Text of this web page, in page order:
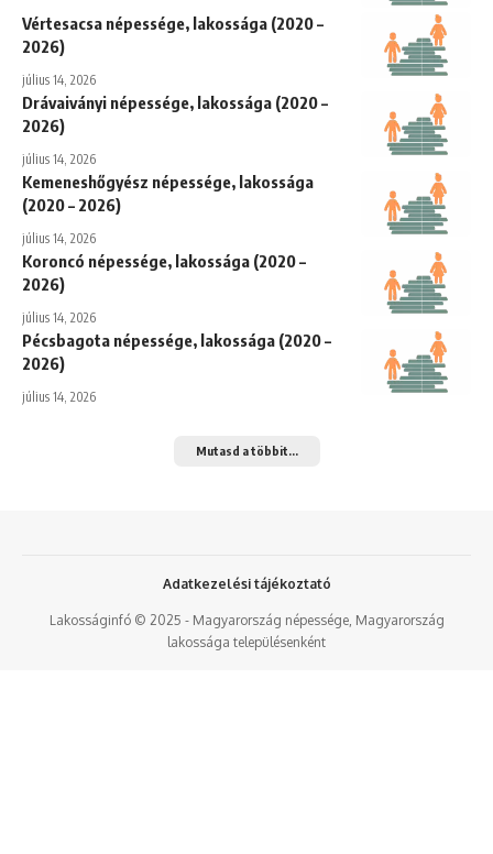
Vértesacsa népessége, lakossága (2020 –
2026)
július 14, 2026
Drávaiványi népessége, lakossága (2020 –
2026)
július 14, 2026
Kemeneshőgyész népessége, lakossága
(2020 – 2026)
július 14, 2026
Koroncó népessége, lakossága (2020 –
2026)
július 14, 2026
Pécsbagota népessége, lakossága (2020 –
2026)
július 14, 2026
Mutasd a többit...
Lakosságinfó © 2025 - Magyarország népessége, Magyarország
lakossága településenként
Adatkezelési tájékoztató